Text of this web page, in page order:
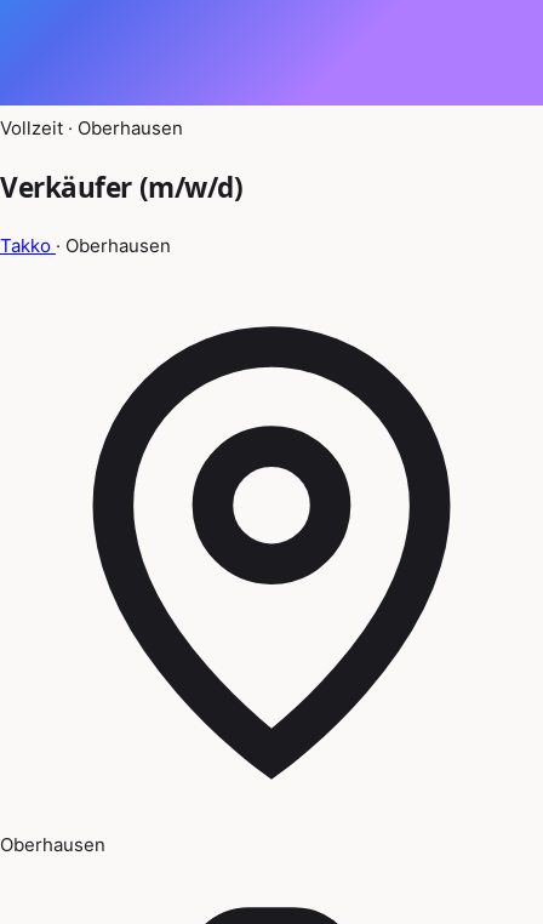
Vollzeit · Oberhausen
Verkäufer (m/w/d)
Takko · Oberhausen
Oberhausen